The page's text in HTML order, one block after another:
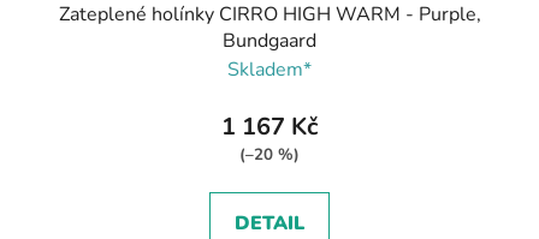
Zateplené holínky CIRRO HIGH WARM - Purple,
Bundgaard
Skladem*
1 167 Kč
(–20 %)
DETAIL